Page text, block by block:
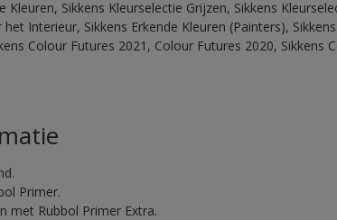
Kleuren, Sikkens Kleurselectie Grijzen, Sikkens
Interieur, Sikkens Erkende Kleuren (Painters),
Colour Futures 2021, Colour Futures 2020, Sikkens
Primer.
met Rubbol Primer Extra.